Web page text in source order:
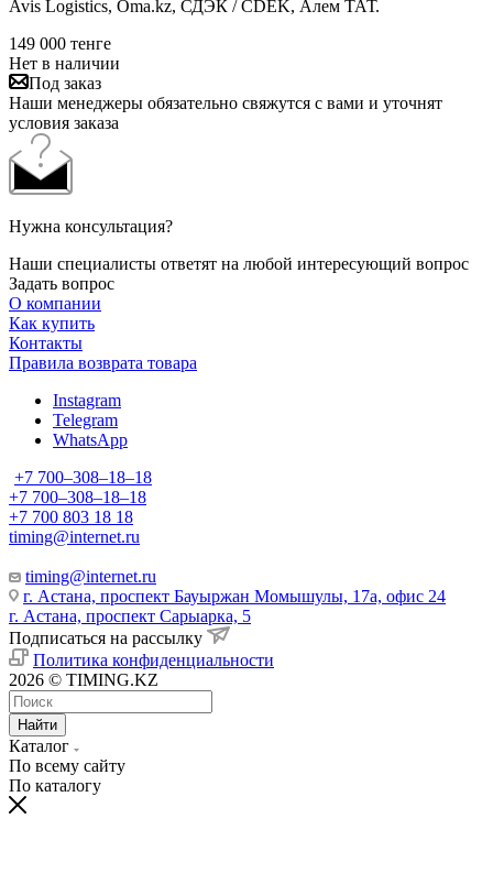
Avis Logistics, Oma.kz, СДЭК / CDEK, Алем ТАТ.
149 000 тенге
Нет в наличии
Под заказ
Наши менеджеры обязательно свяжутся с вами и уточнят
условия заказа
Нужна консультация?
Наши специалисты ответят на любой интересующий вопрос
Задать вопрос
О компании
Как купить
Контакты
Правила возврата товара
Instagram
Telegram
WhatsApp
+7 700‒308‒18‒18
+7 700‒308‒18‒18
+7 700 803 18 18
timing@internet.ru
timing@internet.ru
г. Астана, проспект Бауыржан Момышулы, 17а, офис 24
г. Астана, проспект Сарыарка, 5
Подписаться на рассылку
Политика конфиденциальности
2026 © TIMING.KZ
Найти
Каталог
По всему сайту
По каталогу